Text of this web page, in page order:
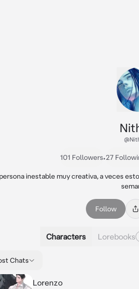
101 Followers•27
inestable muy creativa, a veces
Follow
Characters Lorebooks
Chats
Lorenzo